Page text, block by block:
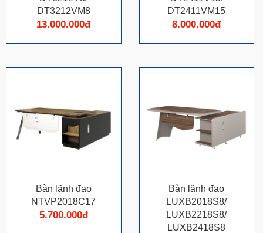
DT3212VM8
13.000.000đ
DT2411VM15
8.000.000đ
Bàn lãnh đạo
NTVP2018C17
5.700.000đ
Bàn lãnh đạo
LUXB2018S8/
LUXB2218S8/
LUXB2418S8